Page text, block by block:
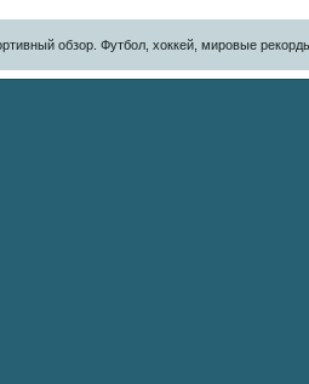
обзор. Футбол, хоккей, мировые